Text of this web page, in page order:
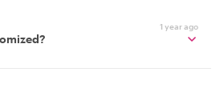
1 year ago